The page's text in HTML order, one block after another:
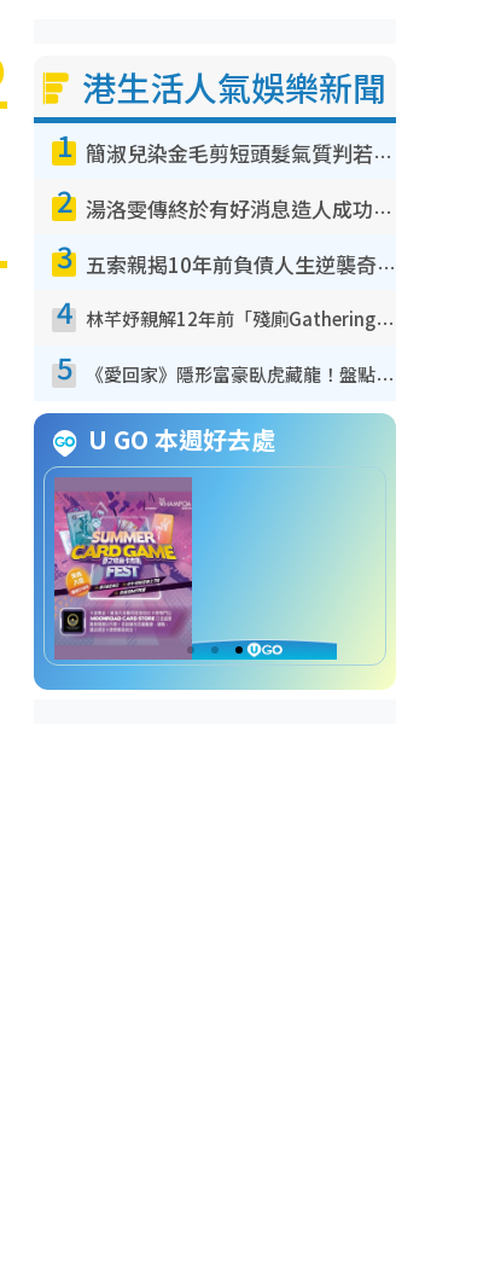
港生活人氣娛樂新聞
1 簡淑兒染金毛剪短頭髮氣質判若兩人！嚇壞老公麥大力都認唔出：「你做咩事？」
2 湯洛雯傳終於有好消息造人成功！兩大細節曝孕味極濃惹猜測：大肚婆先會咁！
3 五索親揭10年前負債人生逆襲奇蹟！全靠去一地方轉運後即遇上馬先生
4 林芊妤親解12年前「殘廁Gathering」真相！高層解約一句話重創尊嚴至今拒返TVB
5 《愛回家》隱形富豪臥虎藏龍！盤點12位財氣逼人的有錢藝人：呢位靚女3億身家唔憂做
U GO 本週好去處